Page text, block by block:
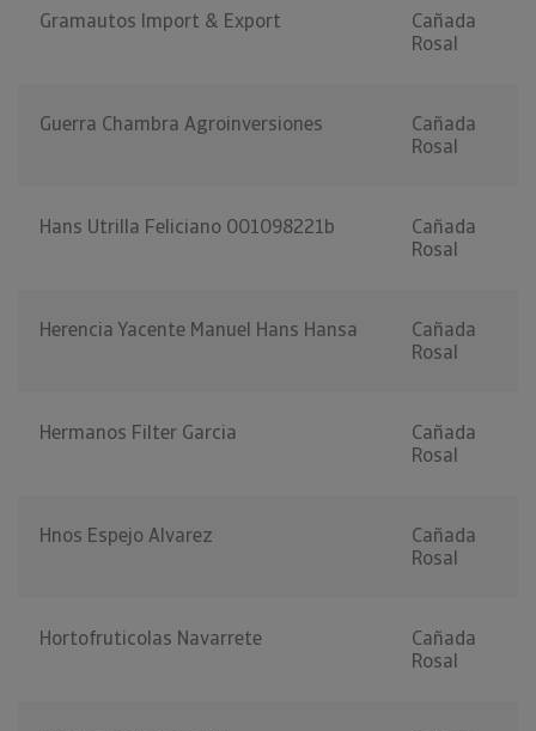
Gramautos Import & Export
Cañada
Rosal
Guerra Chambra Agroinversiones
Cañada
Rosal
Hans Utrilla Feliciano 001098221b
Cañada
Rosal
Herencia Yacente Manuel Hans Hansa
Cañada
Rosal
Hermanos Filter Garcia
Cañada
Rosal
Hnos Espejo Alvarez
Cañada
Rosal
Hortofruticolas Navarrete
Cañada
Rosal